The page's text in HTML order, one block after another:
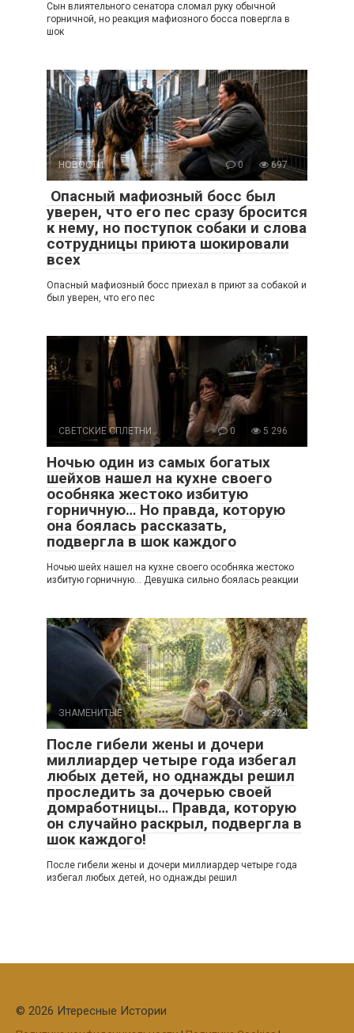
Сын влиятельного сенатора сломал руку обычной
горничной, но реакция мафиозного босса повергла в
шок
НОВОСТИ 0 697
Опасный мафиозный босс был
уверен, что его пес сразу бросится
к нему, но поступок собаки и слова
сотрудницы приюта шокировали
всех
Опасный мафиозный босс приехал в приют за собакой и
был уверен, что его пес
СВЕТСКИЕ СПЛЕТНИ 0 5 296
Ночью один из самых богатых
шейхов нашел на кухне своего
особняка жестоко избитую
горничную… Но правда, которую
она боялась рассказать,
подвергла в шок каждого
Ночью шейх нашел на кухне своего особняка жестоко
избитую горничную… Девушка сильно боялась реакции
ЗНАМЕНИТЫЕ 0 324
После гибели жены и дочери
миллиардер четыре года избегал
любых детей, но однажды решил
проследить за дочерью своей
домработницы… Правда, которую
он случайно раскрыл, подвергла в
шок каждого!
После гибели жены и дочери миллиардер четыре года
избегал любых детей, но однажды решил
© 2026 Итересные Истории